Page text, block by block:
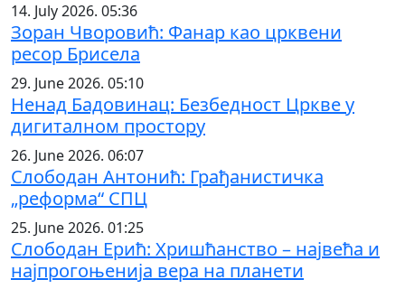
14. July 2026. 05:36
Зоран Чворовић: Фанар као црквени
ресор Брисела
29. June 2026. 05:10
Ненад Бадовинац: Безбедност Цркве у
дигиталном простору
26. June 2026. 06:07
Слободан Антонић: Грађанистичка
„реформа“ СПЦ
25. June 2026. 01:25
Слободан Ерић: Хришћанство – највећа и
најпрогоњенија вера на планети